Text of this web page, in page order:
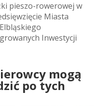
pieszo-rowerowej w
Miasta
Inwestycji
mogą
po tych